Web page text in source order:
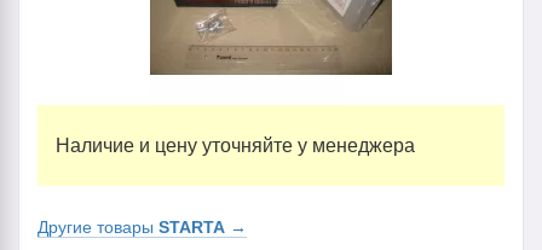
Наличие и цену уточняйте у менеджера
Другие товары STARTA →